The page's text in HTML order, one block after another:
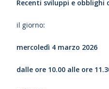
Recenti sviluppi e obblighi
il giorno:
mercoledì 4 marzo 2026
dalle ore 10.00 alle ore